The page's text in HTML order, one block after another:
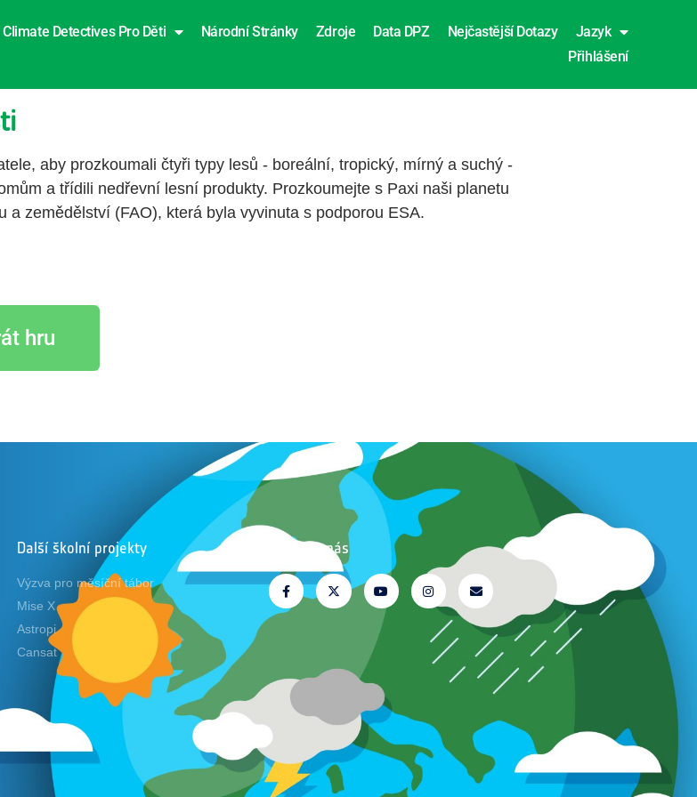
Climate Detectives Pro Děti Národní Stránky Zdroje Data DPZ Nejčastější Dotazy
Jazyk
Přihlášení
aby prozkoumali čtyři typy lesů - boreální, tropický, mírný a suchý -
a třídili nedřevní lesní produkty. Prozkoumejte s Paxi naši planetu
zemědělství (FAO), která byla vyvinuta s podporou ESA.
hru
Další školní projekty
Výzva pro měsíční tábor
Mise X
Astropi
Cansat
Sledujte nás